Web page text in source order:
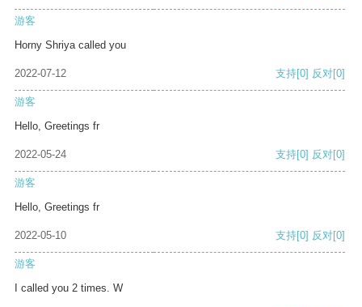
游客
Horny Shriya called you
2022-07-12 支持[0] 反对[0]
游客
Hello, Greetings fr
2022-05-24 支持[0] 反对[0]
游客
Hello, Greetings fr
2022-05-10 支持[0] 反对[0]
游客
I called you 2 times. W